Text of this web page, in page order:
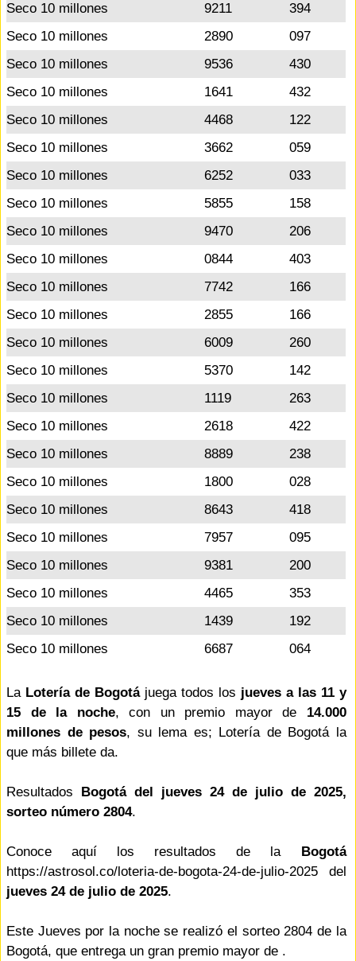
Seco 10 millones
9211
394
Seco 10 millones
2890
097
Seco 10 millones
9536
430
Seco 10 millones
1641
432
Seco 10 millones
4468
122
Seco 10 millones
3662
059
Seco 10 millones
6252
033
Seco 10 millones
5855
158
Seco 10 millones
9470
206
Seco 10 millones
0844
403
Seco 10 millones
7742
166
Seco 10 millones
2855
166
Seco 10 millones
6009
260
Seco 10 millones
5370
142
Seco 10 millones
1119
263
Seco 10 millones
2618
422
Seco 10 millones
8889
238
Seco 10 millones
1800
028
Seco 10 millones
8643
418
Seco 10 millones
7957
095
Seco 10 millones
9381
200
Seco 10 millones
4465
353
Seco 10 millones
1439
192
Seco 10 millones
6687 064
La Lotería de Bogotájuega todos los jueves a las 11 y
15 de la noche, con un premio mayor de 14.000
millones de pesos, su lema es; Lotería de Bogotá la
que más billete da.
Resultados Bogotá del jueves 24 de julio de 2025,
sorteo número 2804.
Conoce aquí los resultados de la Bogotá
https://astrosol.co/loteria-de-bogota-24-de-julio-2025 del
jueves 24 de julio de 2025.
Este Jueves por la noche se realizó el sorteo 2804 de la
Bogotá, que entrega un gran premio mayor de .